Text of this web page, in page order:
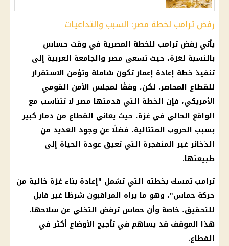
رفض ترامب لخطة مصر: السبب والتداعيات
يأتي رفض ترامب للخطة المصرية في وقت حساس
بالنسبة لغزة، حيث تسعى مصر والجامعة العربية إلى
تنفيذ خطة إعادة إعمار تكون شاملة وتؤمن الاستقرار
للقطاع المحاصر. لكن، وفقًا لمجلس الأمن القومي
الأمريكي، فإن الخطة التي قدمتها مصر لا تتناسب مع
الواقع الحالي في غزة، حيث يعاني القطاع من دمار كبير
بسبب الحروب المتتالية، فضلًا عن وجود العديد من
الذخائر غير المنفجرة التي تعيق عودة الحياة إلى
طبيعتها.
ترامب تمسك بخطته التي تشمل "إعادة بناء غزة خالية من
حركة حماس"، وهو ما يراه المراقبون شرطًا غير قابل
للتحقيق، خاصة وأن حماس ترفض التخلي عن سلاحها.
هذا الموقف قد يساهم في تأجيج الأوضاع أكثر في
القطاع.